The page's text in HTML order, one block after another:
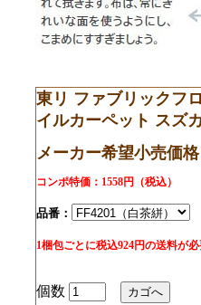
東リ ファブリックフ
イルカーペット スズ
メーカー希望小売価
コンポ特価：1558円（税込）
品番：
1梱包ごとに税込924円の送料が
個数